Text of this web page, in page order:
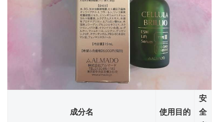
成分名 使用目的
安
全